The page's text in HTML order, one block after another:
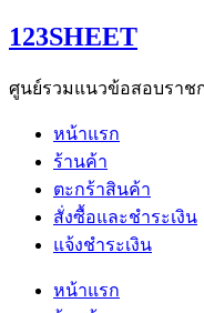
Skip
to
123SHEET
ศูนย์รวมแนวข้อสอบราช
หน้าแรก
ร้านค้า
ตะกร้าสินค้า
สั่งซื้อและชำระเงิน
แจ้งชำระเงิน
หน้าแรก